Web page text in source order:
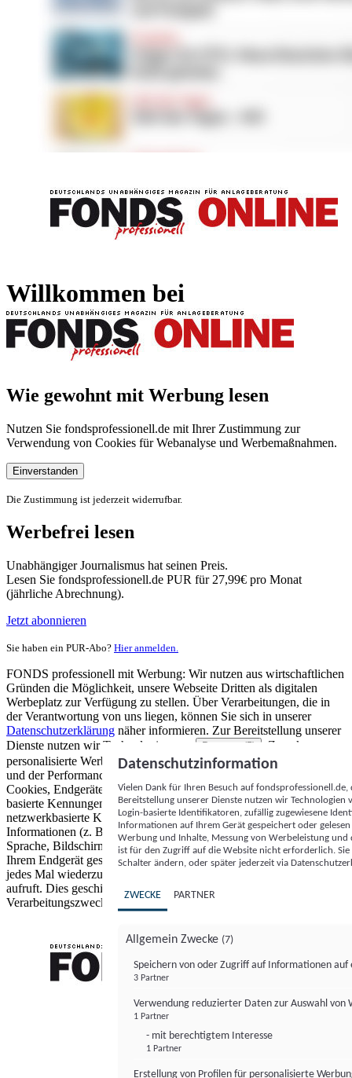
Willkommen bei
Wie gewohnt mit Werbung lesen
Nutzen Sie fondsprofessionell.de mit Ihrer Zustimmung zur
Verwendung von Cookies für Webanalyse und Werbemaßnahmen.
Einverstanden
Die Zustimmung ist jederzeit widerrufbar.
Werbefrei lesen
Unabhängiger Journalismus hat seinen Preis.
Lesen Sie fondsprofessionell.de PUR für 27,99€ pro Monat
(jährliche Abrechnung).
Jetzt abonnieren
Sie haben ein PUR-Abo? Hier anmelden.
FONDS professionell mit Werbung: Wir nutzen aus wirtschaftlichen
Gründen die Möglichkeit, unsere Webseite Dritten als digitalen
Werbeplatz zur Verfügung zu stellen. Über Verarbeitungen, die in
der Verantwortung von uns liegen, können Sie sich in unserer
Datenschutzerklärung näher informieren. Zur Bereitstellung unserer
Dienste nutzen wir Technologien von
Partnern (5)
. Zwecke:
personalisierte Werbung und Inhalte, Messung von Werbeleistung
und der Performance von Inhalten sowie Zielgruppenforschung.
Cookies, Endgeräte- oder ähnliche Online-Kennungen (z. B. login-
basierte Kennungen, zufällig generierte Kennungen,
netzwerkbasierte Kennungen) können zusammen mit anderen
Informationen (z. B. Browsertyp und Browserinformationen,
Sprache, Bildschirmgröße, unterstützte Technologien usw.) auf
Ihrem Endgerät gespeichert oder von dort ausgelesen werden, um es
jedes Mal wiederzuerkennen, wenn es eine App oder einer Webseite
aufruft. Dies geschieht für einen oder mehrere der hier aufgeführten
Verarbeitungszwecke.
Datenschutzinformation
Vielen Dank für Ihren Besuch auf
Bereitstellung unserer Dienste nutzen wir Technologien
Login-basierte Identifikatoren, zufällig zugewiesene
Informationen auf Ihrem Gerät gespeichert oder
Werbung und Inhalte, Messung von Werbeleistung
ist für den Zugriff auf die Website nicht erforderlich.
Schalter ändern, oder später jederzeit via
ZWECKE PARTNER
Allgemein Zwecke (7)
Speichern von oder Zugriff auf Informationen auf
3 Partner
Verwendung reduzierter Daten zur Auswahl von
1 Partner
- mit berechtigtem Interesse
1 Partner
Erstellung von Profilen für personalisierte
FONDS professionell